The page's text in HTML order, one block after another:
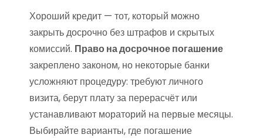
Хороший кредит — тот, который можно
закрыть досрочно без штрафов и скрытых
комиссий. Право на досрочное погашение
закреплено законом, но некоторые банки
усложняют процедуру: требуют личного
визита, берут плату за перерасчёт или
устанавливают мораторий на первые месяцы.
Выбирайте варианты, где погашение